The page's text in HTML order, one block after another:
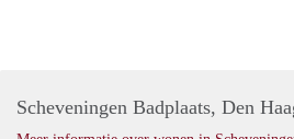
Scheveningen Badplaats, Den